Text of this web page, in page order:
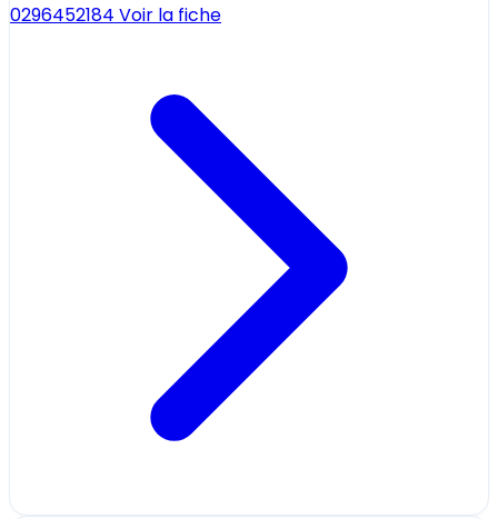
0296452184 Voir la fiche